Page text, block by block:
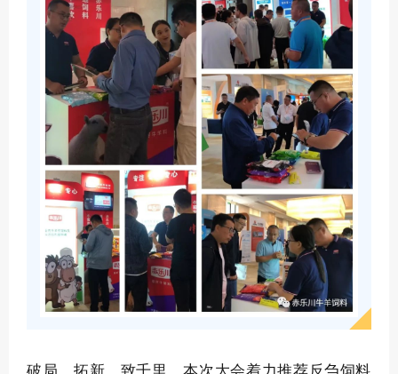
破局、拓新、致千里，本次大会着力推荐反刍饲料